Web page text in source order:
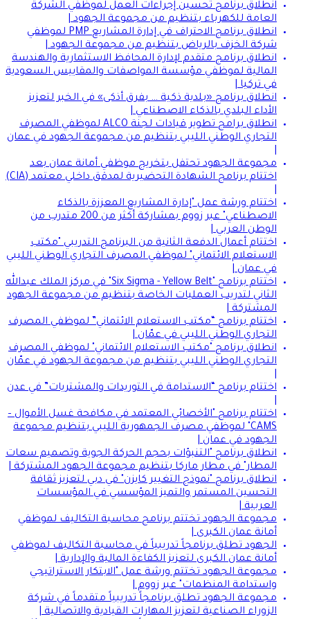
انطلاق برنامج تحسين إجراءات العمل لموظفي الشركة
العامة للكهرباء بتنظيم من مجموعة الجهود |
انطلاق برنامج الاحتراف في إدارة المشاريع PMP لموظفي
شركة الخزف بالرياض بتنظيم من مجموعة الجهود |
انطلاق برنامج متقدم لإدارة المحافظ الاستثمارية والهندسة
المالية لموظفي مؤسسة المواصفات والمقاييس السعودية
في تركيا |
انطلاق برنامج «بلدية ذكية … بفرق أذكى» في الخبر لتعزيز
الأداء البلدي بالذكاء الاصطناعي |
انطلاق برامج تطوير قيادات لجنة ALCO لموظفي المصرف
التجاري الوطني الليبي بتنظيم من مجموعة الجهود في عمان
مجموعة الجهود تحتفل بتخريج موظفي أمانة عمان بعد
اختتام برنامج الشهادة التحضيرية لمدقق داخلي معتمد (CIA)
اختتام ورشة عمل "إدارة المشاريع المعززة بالذكاء
الاصطناعي" عبر زووم بمشاركة أكثر من 200 متدرب من
الوطن العربي |
اختتام أعمال الدفعة الثانية من البرنامج التدريبي "مكتب
الاستعلام الائتماني" لموظفي المصرف التجاري الوطني الليبي
في عمان |
اختتام برنامج "Six Sigma - Yellow Belt" في مركز الملك عبدالله
الثاني لتدريب العمليات الخاصة بتنظيم من مجموعة الجهود
المشتركة |
اختتام برنامج “مكتب الاستعلام الائتماني” لموظفي المصرف
التجاري الوطني الليبي في عمّان |
انطلاق برنامج "مكتب الاستعلام الائتماني" لموظفي المصرف
التجاري الوطني الليبي بتنظيم من مجموعة الجهود في عمّان
اختتام برنامج “الاستدامة في التوريدات والمشتريات” في عدن
اختتام برنامج "الأخصائي المعتمد في مكافحة غسل الأموال –
CAMS" لموظفي مصرف الجمهورية الليبي بتنظيم مجموعة
الجهود في عمان |
انطلاق برنامج "التنبؤات بحجم الحركة الجوية وتصميم سعات
المطار" في مطار ماركا بتنظيم مجموعة الجهود المشتركة |
انطلاق برنامج "نموذج التغيير كايزن" في دبي لتعزيز ثقافة
التحسين المستمر والتميز المؤسسي في المؤسسات
العربية |
مجموعة الجهود تختتم برنامج محاسبة التكاليف لموظفي
أمانة عمان الكبرى |
الجهود تطلق برنامجاً تدريبياً في محاسبة التكاليف لموظفي
أمانة عمان الكبرى لتعزيز الكفاءة المالية والإدارية |
مجموعة الجهود تختتم ورشة عمل "الابتكار الاستراتيجي
واستدامة المنظمات" عبر زووم |
مجموعة الجهود تطلق برنامجاً تدريبياً متقدماً في شركة
الزوراء الصناعية لتعزيز المهارات القيادية والاتصالية |